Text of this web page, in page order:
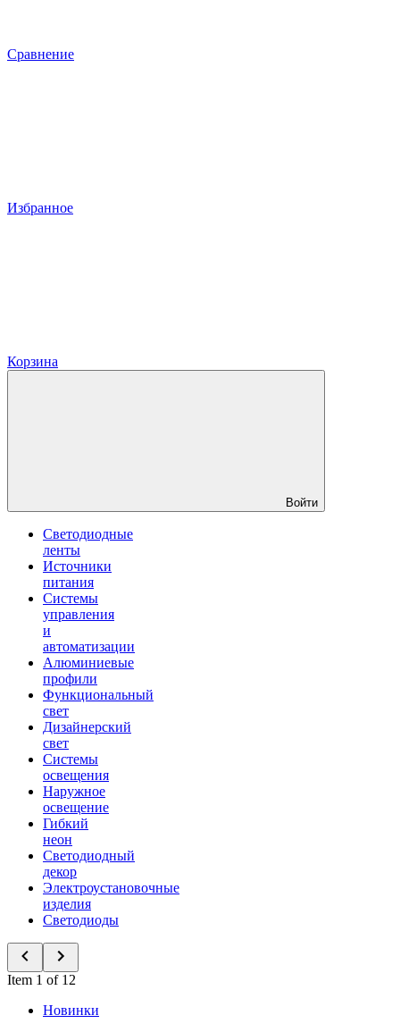
Сравнение
Избранное
Корзина
Войти
Светодиодные
ленты
Источники
питания
Системы
управления
и
автоматизации
Алюминиевые
профили
Функциональный
свет
Дизайнерский
свет
Системы
освещения
Наружное
освещение
Гибкий
неон
Светодиодный
декор
Электроустановочные
изделия
Светодиоды
Item 1 of 12
Новинки